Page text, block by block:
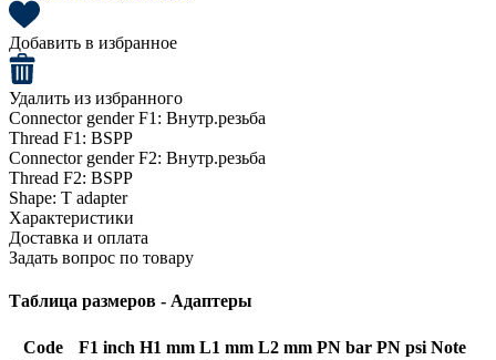
Добавить в избранное
Удалить из избранного
Connector gender F1: Внутр.резьба
Thread F1: BSPP
Connector gender F2: Внутр.резьба
Thread F2: BSPP
Shape: T adapter
Характеристики
Доставка и оплата
Задать вопрос по товару
Таблица размеров - Адаптеры
Code F1 inch H1 mm L1 mm L2 mm PN bar PN psi Note